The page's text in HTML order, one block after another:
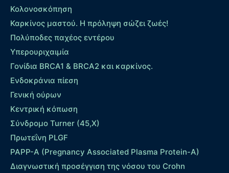
Κολονοσκόπηση
Καρκίνος μαστού. Η πρόληψη σώζει ζωές!
Πολύποδες παχέος εντέρου
Yπερουριχαιμία
Γονίδια BRCA1 & BRCA2 και καρκίνος.
Ενδοκράνια πίεση
Γενική ούρων
Κεντρική κόπωση
Σύνδρομο Turner (45,X)
Πρωτεΐνη PLGF
PAPP-A (Pregnancy Associated Plasma Protein-A)
Διαγνωστική προσέγγιση της νόσου του Crohn